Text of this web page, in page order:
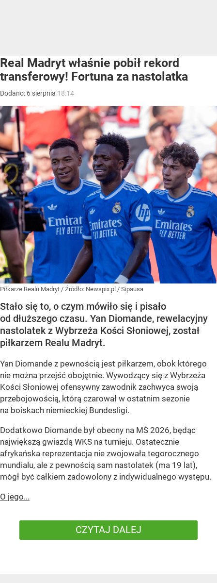
Real Madryt właśnie pobił rekord
transferowy! Fortuna za nastolatka
Dodano: 6 sierpnia 18:14
Piłkarze Realu Madryt / Źródło: Newspix.pl / Sipausa
Stało się to, o czym mówiło się i pisało
od dłuższego czasu. Yan Diomande, rewelacyjny
nastolatek z Wybrzeża Kości Słoniowej, został
piłkarzem Realu Madryt.
Yan Diomande z pewnością jest piłkarzem, obok którego
nie można przejść obojętnie. Wywodzący się z Wybrzeża
Kości Słoniowej ofensywny zawodnik zachwyca swoją
przebojowością, którą czarował w ostatnim sezonie
na boiskach niemieckiej Bundesligi.
Dodatkowo Diomande był obecny na MŚ 2026, będąc
największą gwiazdą WKS na turnieju. Ostatecznie
afrykańska reprezentacja nie zwojowała tegorocznego
mundialu, ale z pewnością sam nastolatek (ma 19 lat),
mógł być całkiem zadowolony z indywidualnego występu.
O jego...
CZYTAJ DALEJ